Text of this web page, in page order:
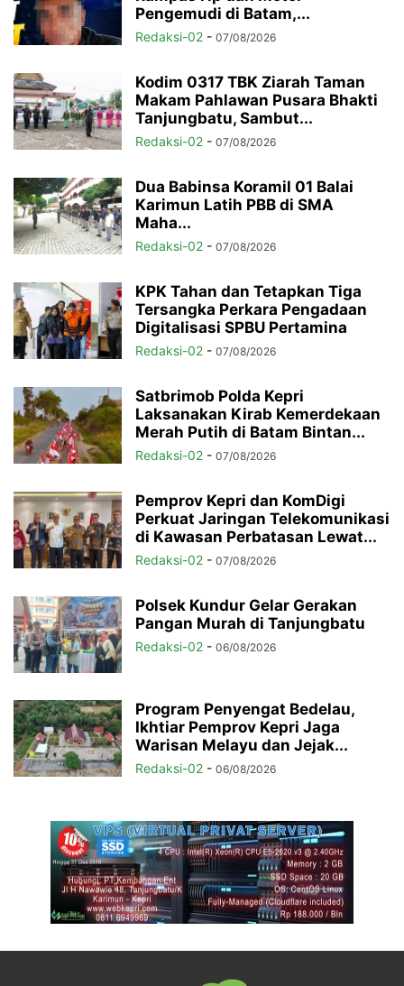
Pengemudi di Batam,...
Redaksi-02 - 07/08/2026
Kodim 0317 TBK Ziarah Taman
Makam Pahlawan Pusara Bhakti
Tanjungbatu, Sambut...
Redaksi-02 - 07/08/2026
Dua Babinsa Koramil 01 Balai
Karimun Latih PBB di SMA
Maha...
Redaksi-02 - 07/08/2026
KPK Tahan dan Tetapkan Tiga
Tersangka Perkara Pengadaan
Digitalisasi SPBU Pertamina
Redaksi-02 - 07/08/2026
Satbrimob Polda Kepri
Laksanakan Kirab Kemerdekaan
Merah Putih di Batam Bintan...
Redaksi-02 - 07/08/2026
Pemprov Kepri dan KomDigi
Perkuat Jaringan Telekomunikasi
di Kawasan Perbatasan Lewat...
Redaksi-02 - 07/08/2026
Polsek Kundur Gelar Gerakan
Pangan Murah di Tanjungbatu
Redaksi-02 - 06/08/2026
Program Penyengat Bedelau,
Ikhtiar Pemprov Kepri Jaga
Warisan Melayu dan Jejak...
Redaksi-02 - 06/08/2026